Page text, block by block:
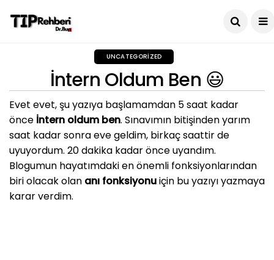
UNCATEGORIZED
İntern Oldum Ben 😃
Evet evet, şu yazıya başlamamdan 5 saat kadar
önce İntern oldum ben. Sınavımın bitişinden yarım
saat kadar sonra eve geldim, birkaç saattir de
uyuyordum. 20 dakika kadar önce uyandım.
Blogumun hayatımdaki en önemli fonksiyonlarından
biri olacak olan anı fonksiyonuiçin bu yazıyı yazmaya
karar verdim.